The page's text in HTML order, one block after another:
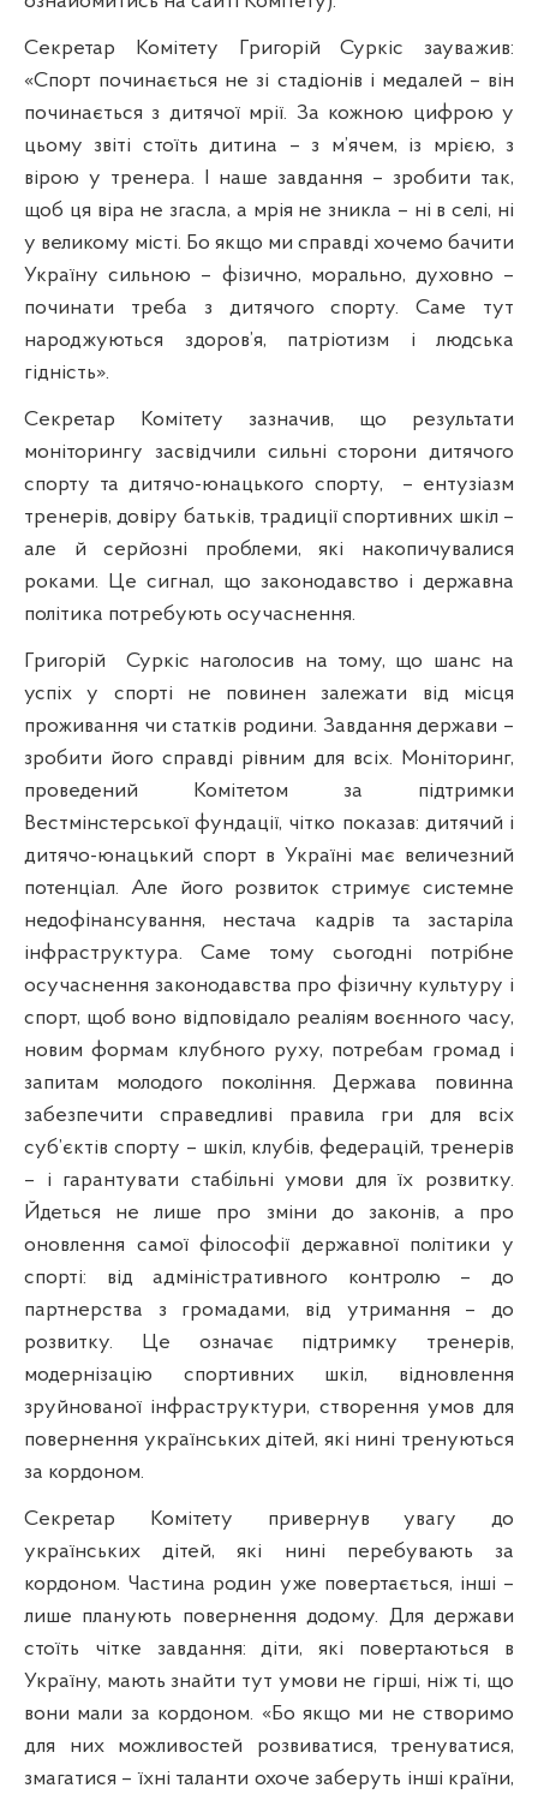
Секретар Комітету Григорій Суркіс зауважив:
«Спорт починається не зі стадіонів і медалей – він
починається з дитячої мрії. За кожною цифрою у
цьому звіті стоїть дитина – з м’ячем, із мрією, з
вірою у тренера. І наше завдання – зробити так,
щоб ця віра не згасла, а мрія не зникла – ні в селі, ні
у великому місті. Бо якщо ми справді хочемо бачити
Україну сильною – фізично, морально, духовно –
починати треба з дитячого спорту. Саме тут
народжуються здоров’я, патріотизм і людська
гідність».
Секретар Комітету зазначив, що результати
моніторингу засвідчили сильні сторони дитячого
спорту та дитячо-юнацького спорту,
– ентузіазм
тренерів, довіру батьків, традиції спортивних шкіл –
але й серйозні проблеми, які накопичувалися
роками. Це сигнал, що законодавство і державна
політика потребують осучаснення.
Григорій
Суркіс наголосив на тому, що шанс на
успіх у спорті не повинен залежати від місця
проживання чи статків родини. Завдання держави –
зробити його справді рівним для всіх. Моніторинг,
проведений Комітетом за підтримки
Вестмінстерської фундації, чітко показав: дитячий і
дитячо-юнацький спорт в Україні має величезний
потенціал. Але його розвиток стримує системне
недофінансування, нестача кадрів та застаріла
інфраструктура. Саме тому сьогодні потрібне
осучаснення законодавства про фізичну культуру і
спорт, щоб воно відповідало реаліям воєнного часу,
новим формам клубного руху, потребам громад і
запитам молодого покоління. Держава повинна
забезпечити справедливі правила гри для всіх
суб’єктів спорту – шкіл, клубів, федерацій, тренерів
– і гарантувати стабільні умови для їх розвитку.
Йдеться не лише про зміни до законів, а про
оновлення самої філософії державної політики у
спорті: від адміністративного контролю – до
партнерства з громадами, від утримання – до
розвитку. Це означає підтримку тренерів,
модернізацію спортивних шкіл, відновлення
зруйнованої інфраструктури, створення умов для
повернення українських дітей, які нині тренуються
за кордоном.
Секретар Комітету привернув увагу до
українських дітей, які нині перебувають за
кордоном. Частина родин уже повертається, інші –
лише планують повернення додому. Для держави
стоїть чітке завдання: діти, які повертаються в
Україну, мають знайти тут умови не гірші, ніж ті, що
вони мали за кордоном. «Бо якщо ми не створимо
для них можливостей розвиватися, тренуватися,
змагатися – їхні таланти охоче заберуть інші країни,